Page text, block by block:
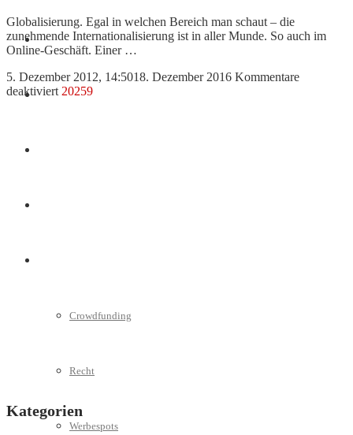
Finanzen
Marketing
Crowdfunding
Recht
Werbespots
Globalisierung. Egal in welchen Bereich man schaut – die
zunehmende Internationalisierung ist in aller Munde. So auch im
Online-Geschäft. Einer …
5. Dezember 2012, 14:5018. Dezember 2016 Kommentare
deaktiviertfür
20259
Kategorien